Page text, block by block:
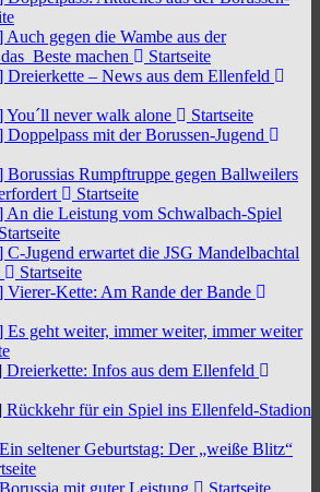
Auch gegen die Wambe aus der
Beste machen
Startseite
Dreierkette – News aus dem Ellenfeld
You´ll never walk alone
Startseite
Doppelpass mit der Borussen-Jugend
Borussias Rumpftruppe gegen Ballweilers
Startseite
An die Leistung vom Schwalbach-Spiel
Startseite
C-Jugend erwartet die JSG Mandelbachtal
Startseite
Vierer-Kette: Am Rande der Bande
Es geht weiter, immer weiter, immer weiter
Dreierkette: Infos aus dem Ellenfeld
Rückkehr für ein Spiel ins Ellenfeld-Stadion
Ein seltener Geburtstag: Der „weiße Blitz“
Borussia mit guter Leistung Startseite